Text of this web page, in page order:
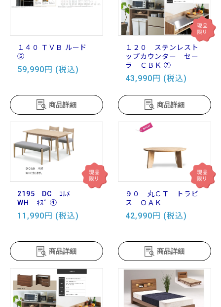
１４０ ＴＶＢ ルード
⑤
59,990円 (税込)
商品詳細
１２０ ステンレスト
ップカウンター セー
ラ ＣＢＫ ⑦
43,990円 (税込)
商品詳細
2195 DC ｺﾙﾒ
WH ｷｽﾞ ④
11,990円 (税込)
商品詳細
９０ 丸ＣＴ トラビ
ス ＯＡＫ
42,990円 (税込)
商品詳細